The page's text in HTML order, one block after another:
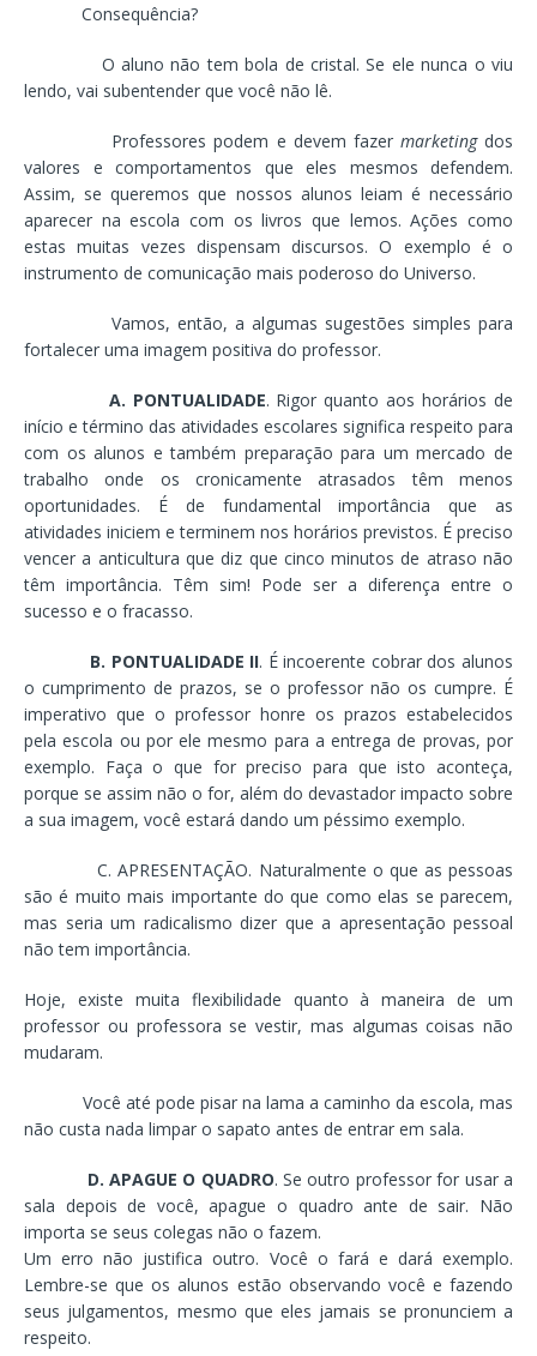
Consequência?
O aluno não tem bola de cristal. Se ele nunca o viu
lendo, vai subentender que você não lê.
Professores podem e devem fazer marketingdos
valores e comportamentos que eles mesmos defendem.
Assim, se queremos que nossos alunos leiam é necessário
aparecer na escola com os livros que lemos. Ações como
estas muitas vezes dispensam discursos. O exemplo é o
instrumento de comunicação mais poderoso do Universo.
Vamos, então, a algumas sugestões simples para
fortalecer uma imagem positiva do professor.
A. PONTUALIDADE. Rigor quanto aos horários de
início e término das atividades escolares significa respeito para
com os alunos e também preparação para um mercado de
trabalho onde os cronicamente atrasados têm menos
oportunidades. É de fundamental importância que as
atividades iniciem e terminem nos horários previstos. É preciso
vencer a anticultura que diz que cinco minutos de atraso não
têm importância. Têm sim! Pode ser a diferença entre o
sucesso e o fracasso.
B. PONTUALIDADE II. É incoerente cobrar dos alunos
o cumprimento de prazos, se o professor não os cumpre. É
imperativo que o professor honre os prazos estabelecidos
pela escola ou por ele mesmo para a entrega de provas, por
exemplo. Faça o que for preciso para que isto aconteça,
porque se assim não o for, além do devastador impacto sobre
a sua imagem, você estará dando um péssimo exemplo.
C. APRESENTAÇÃO. Naturalmente o que as pessoas
são é muito mais importante do que como elas se parecem,
mas seria um radicalismo dizer que a apresentação pessoal
não tem importância.
Hoje, existe muita flexibilidade quanto à maneira de um
professor ou professora se vestir, mas algumas coisas não
mudaram.
Você até pode pisar na lama a caminho da escola, mas
não custa nada limpar o sapato antes de entrar em sala.
D. APAGUE O QUADRO. Se outro professor for usar a
sala depois de você, apague o quadro ante de sair. Não
importa se seus colegas não o fazem.
Um erro não justifica outro. Você o fará e dará exemplo.
Lembre-se que os alunos estão observando você e fazendo
seus julgamentos, mesmo que eles jamais se pronunciem a
respeito.